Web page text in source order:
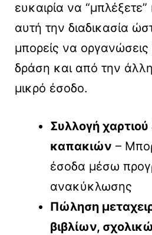
ευκαιρία να “μπλέξετε”
αυτή την διαδικασία
μπορείς να οργανώσεις
δράση και από την
μικρό έσοδο.
Συλλογή
καπακιών –
έσοδα μέσω
ανακύκλωσης
Πώληση
βιβλίων,